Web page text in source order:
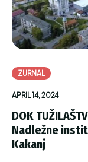
ZURNAL
APRIL 14, 2024
DOK
Nadležne
Kakanj